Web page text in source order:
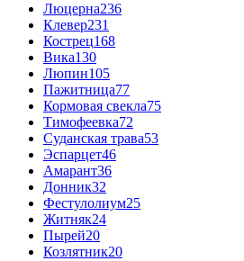
Люцерна236
Клевер231
Кострец168
Вика130
Люпин105
Пажитница77
Кормовая свекла75
Тимофеевка72
Суданская трава53
Эспарцет46
Амарант36
Донник32
Фестулолиум25
Житняк24
Пырей20
Козлятник20